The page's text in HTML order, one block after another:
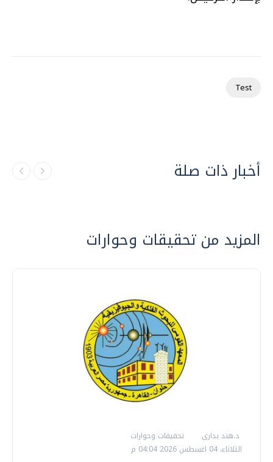
Test
أخبار ذات صلة
المزيد من تحقيقات وحوارات
د.هند بدارى
تحقيقات وحوارات
الثلاثاء، 04 اغسطس 2026 04:04 م